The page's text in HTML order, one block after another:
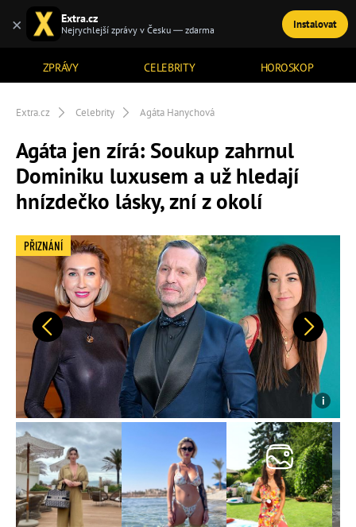
ZPRÁVY CELEBRITY HOROSKOP
TÉMATA
Extra.cz Celebrity Agáta Hanychová
Agáta jen zírá: Soukup zahrnul
Dominiku luxusem a už hledají
hnízdečko lásky, zní z okolí
Předchozí Další
PŘIZNÁNÍ
× Extra.cz
Nejrychlejší zprávy v Česku — zdarma Instalovat